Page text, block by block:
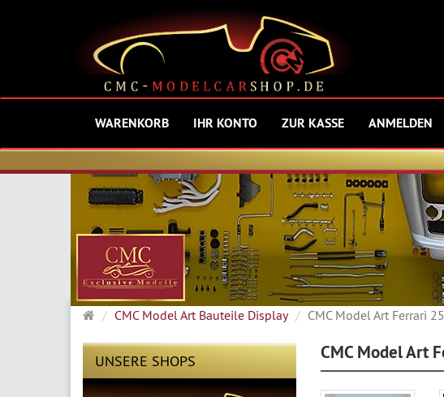
WARENKORB IHR KONTO ZUR KASSE ANMELDEN
Startseite
CMC Model Art Bauteile Display CMC Model Art Ferrari
UNSERE SHOPS CMC Model Art